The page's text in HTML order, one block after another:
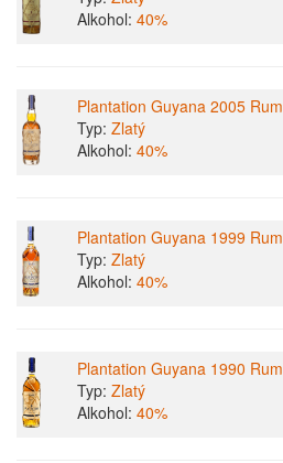
Alkohol: 40%
Plantation Guyana 2005 Rum
Typ: Zlatý
Alkohol: 40%
Plantation Guyana 1999 Rum
Typ: Zlatý
Alkohol: 40%
Plantation Guyana 1990 Rum
Typ: Zlatý
Alkohol: 40%